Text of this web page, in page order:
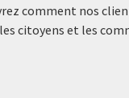
comment nos
citoyens et les